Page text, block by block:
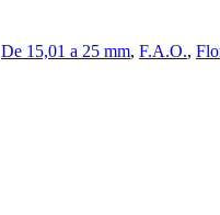
De 15,01 a 25 mm, F.A.O.,